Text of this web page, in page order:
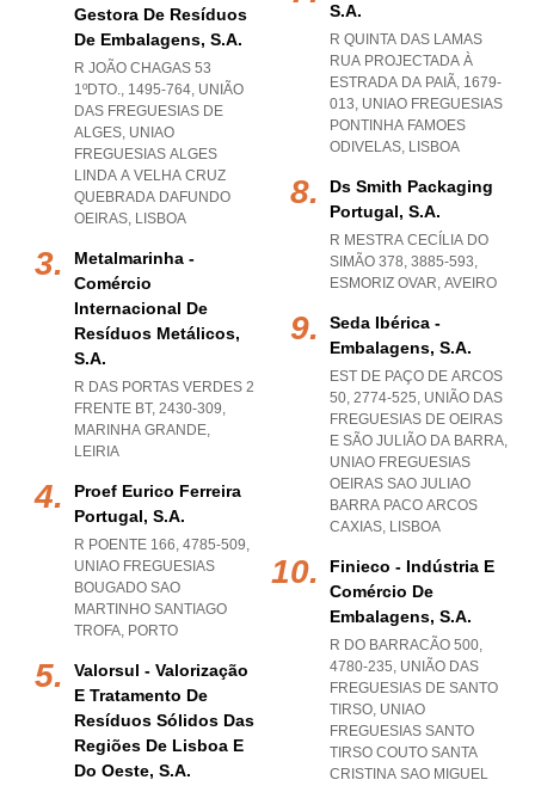
Gestora De Resíduos
De Embalagens, S.a.
R JOÃO CHAGAS 53
1ºDTO., 1495-764, UNIÃO
DAS FREGUESIAS DE
ALGES, UNIAO
FREGUESIAS ALGES
LINDA A VELHA CRUZ
QUEBRADA DAFUNDO
OEIRAS, LISBOA
Metalmarinha -
Comércio
Internacional De
Resíduos Metálicos,
S.a.
R DAS PORTAS VERDES 2
FRENTE BT, 2430-309,
MARINHA GRANDE,
LEIRIA
Proef Eurico Ferreira
Portugal, S.a.
R POENTE 166, 4785-509,
UNIAO FREGUESIAS
BOUGADO SAO
MARTINHO SANTIAGO
TROFA, PORTO
Valorsul - Valorização
E Tratamento De
Resíduos Sólidos Das
Regiões De Lisboa E
Do Oeste, S.a.
S.a.
R QUINTA DAS LAMAS
RUA PROJECTADA À
ESTRADA DA PAIÃ, 1679-
013, UNIAO FREGUESIAS
PONTINHA FAMOES
ODIVELAS, LISBOA
Ds Smith Packaging
Portugal, S.a.
R MESTRA CECÍLIA DO
SIMÃO 378, 3885-593,
ESMORIZ OVAR, AVEIRO
Seda Ibérica -
Embalagens, S.a.
EST DE PAÇO DE ARCOS
50, 2774-525, UNIÃO DAS
FREGUESIAS DE OEIRAS
E SÃO JULIÃO DA BARRA,
UNIAO FREGUESIAS
OEIRAS SAO JULIAO
BARRA PACO ARCOS
CAXIAS, LISBOA
Finieco - Indústria E
Comércio De
Embalagens, S.a.
R DO BARRACÃO 500,
4780-235, UNIÃO DAS
FREGUESIAS DE SANTO
TIRSO, UNIAO
FREGUESIAS SANTO
TIRSO COUTO SANTA
CRISTINA SAO MIGUEL